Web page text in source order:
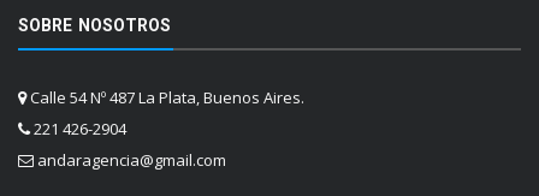
SOBRE NOSOTROS
Calle 54 Nº 487 La Plata, Buenos Aires.
221 426-2904
andaragencia@gmail.com